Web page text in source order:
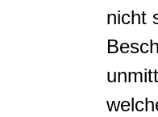
nicht